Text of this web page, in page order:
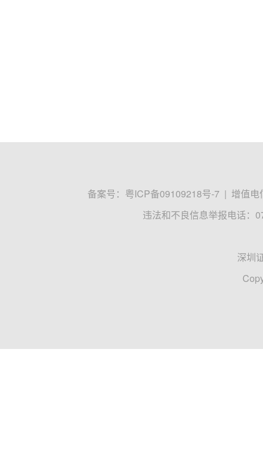
备案号： 粤ICP备09109218号-7 | 增值电
违法和不良信息举报电话：
深圳